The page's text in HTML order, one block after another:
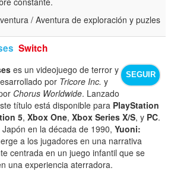
/ Aventura de exploración y puzles
Switch
SEGUIR
es un videojuego de terror y
por Tricore Inc. y
Chorus Worldwide. Lanzado
título está disponible para PlayStation
5,Xbox One,Xbox Series X/S, y PC.
Japón en la década de 1990,Yuoni:
a los jugadores en una narrativa
centrada en un juego infantil que se
una experiencia aterradora.